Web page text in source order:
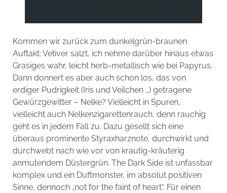
Kommen wir zurück zum dunkelgrün-braunen
Auftakt: Vetiver salzt, ich nehme darüber hinaus etwas
Grasiges wahr, leicht herb-metallisch wie bei Papyrus.
Dann donnert es aber auch schon los, das von
erdiger Pudrigkeit (Iris und Veilchen …) getragene
Gewürzgewitter – Nelke? Vielleicht in Spuren,
vielleicht auch Nelkenzigarettenrauch, denn rauchig
geht es in jedem Fall zu. Dazu gesellt sich eine
überaus prominente Styraxharznote, durchwirkt und
durchwebt nach wie vor von krautig-kräuterig
anmutendem Düstergrün. The Dark Side ist unfassbar
komplex und ein Duftmonster, im absolut positiven
Sinne, dennoch „not for the faint of heart“. Für einen